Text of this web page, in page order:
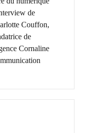
de
Couffon,
de
Cornaline